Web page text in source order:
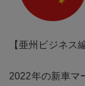
【亜州ビジネス
2022年の新車マ